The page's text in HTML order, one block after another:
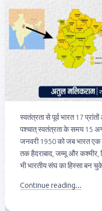
स्वतंत्रता से पूर्व भारत 17
पश्चात् स्वतंत्रता के समय 15
जनवरी 1950 को जब भारत एक
तक हैदराबाद, जम्मू और कश्मीर,
भी भारतीय संघ का हिस्सा बन
Continue reading...